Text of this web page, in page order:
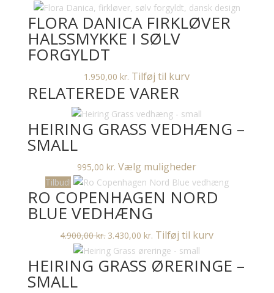
kan
vælges
FLORA DANICA FIRKLØVER
HALSSMYKKE I SØLV
FORGYLDT
1.950,00 kr. Tilføj til kurv
RELATEREDE VARER
HEIRING GRASS VEDHÆNG –
SMALL
995,00 kr. Vælg mulighederDette
vare
har
flere
Mulighederne
kan
vælges
Tilbud!
RO COPENHAGEN NORD
BLUE VEDHÆNG
4.900,00kr. Den
oprindelige
pris
var:
3.430,00 kr. Den
aktuelle
pris
er:
Tilføj til kurv
HEIRING GRASS ØRERINGE –
SMALL